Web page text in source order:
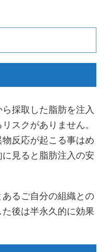
採取した脂肪を注入
スクがありません。
反応が起こる事はめ
見ると脂肪注入の安
るご自分の組織との
後は半永久的に効果